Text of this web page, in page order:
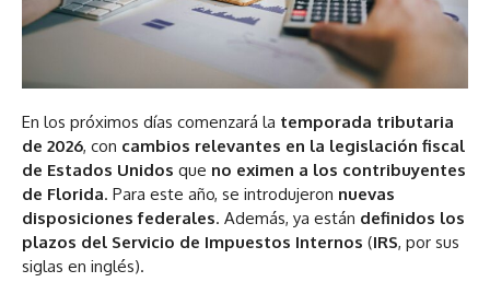
En los próximos días comenzará la temporada tributaria
de 2026, con cambios relevantes en la legislación fiscal
de Estados Unidos que no eximen a los contribuyentes
de Florida. Para este año, se introdujeron nuevas
disposiciones federales. Además, ya están definidos los
plazos del Servicio de Impuestos Internos (IRS, por sus
siglas en inglés).